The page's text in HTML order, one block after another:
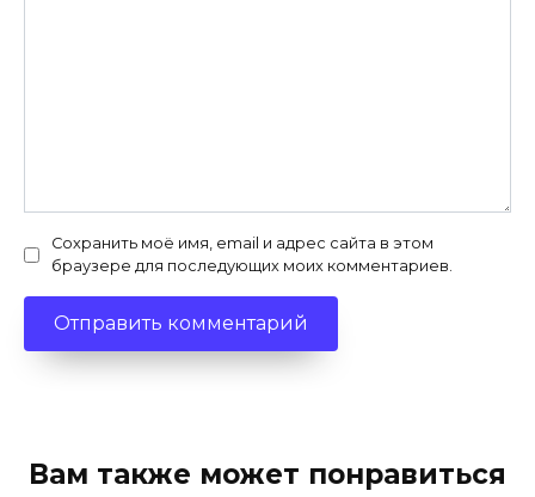
Сохранить моё имя, email и адрес сайта в этом
браузере для последующих моих комментариев.
Вам также может понравиться